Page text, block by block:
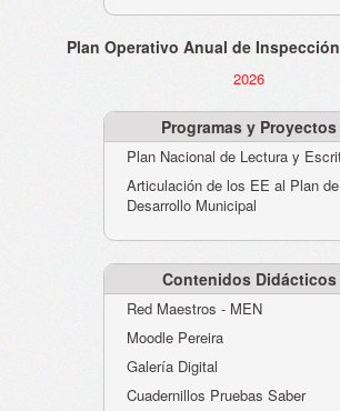
Plan Operativo Anual de
2026
Programas y Proyectos
Plan Nacional de Lectura y
Articulación de los EE al Plan de
Desarrollo Municipal
Contenidos Didácticos
Red Maestros - MEN
Moodle Pereira
Galería Digital
Cuadernillos Pruebas Saber